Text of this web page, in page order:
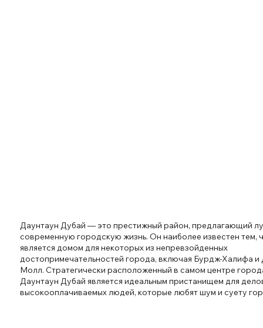
Даунтаун Дубай — это престижный район, предлагающий
современную городскую жизнь. Он наиболее известен тем,
является домом для некоторых из непревзойденных
достопримечательностей города, включая Бурдж-Халифа и
Молл. Стратегически расположенный в самом центре
Даунтаун Дубай является идеальным пристанищем для
высокооплачиваемых людей, которые любят шум и суету